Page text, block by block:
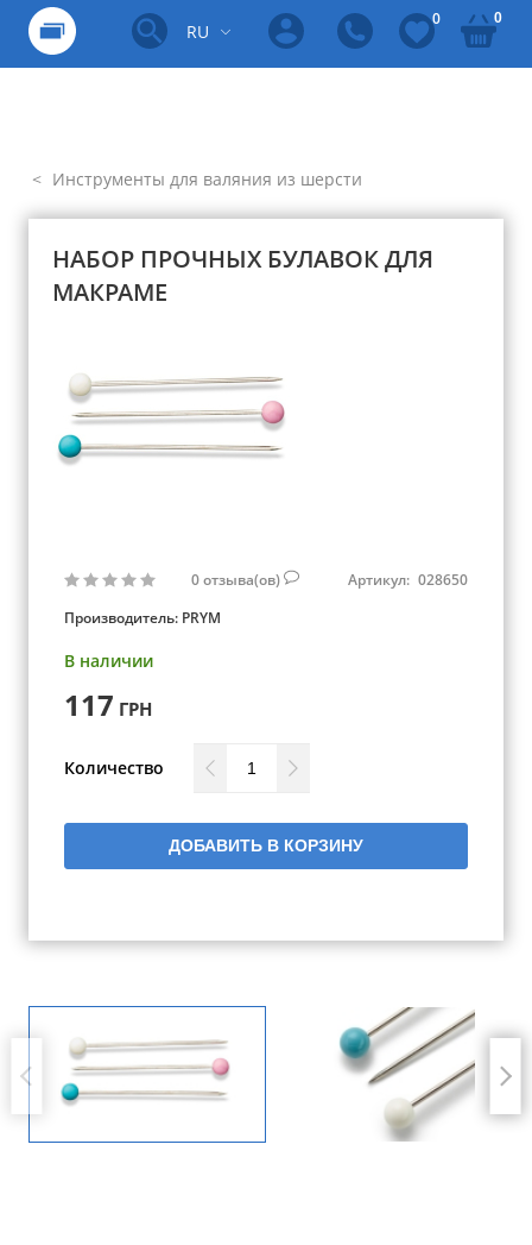
RU
0 0
Инструменты для валяния из шерсти
НАБОР ПРОЧНЫХ БУЛАВОК ДЛЯ
МАКРАМЕ
0отзыва(ов) Артикул: 028650
Производитель: PRYM
В наличии
117 ГРН
Количество
ДОБАВИТЬ В КОРЗИНУ